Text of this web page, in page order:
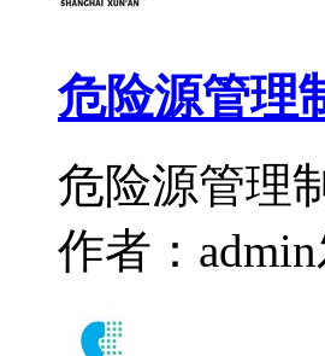
危险源管
危险源管
作者：admin